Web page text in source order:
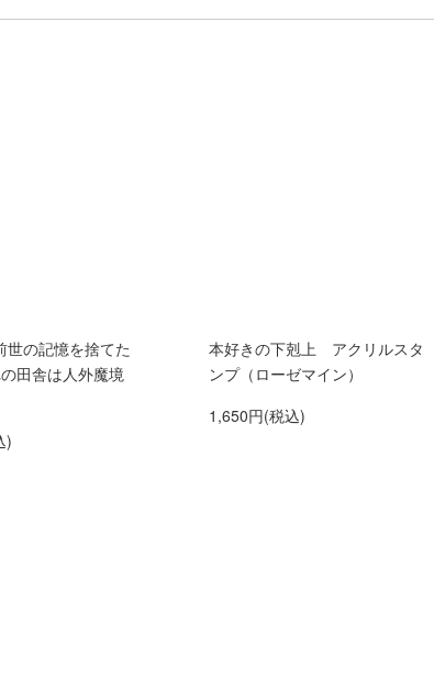
世の記憶を捨てた
田舎は人外魔境
)
本好きの下剋上 アクリルスタ
ンプ（ローゼマイン）
1,650円(税込)